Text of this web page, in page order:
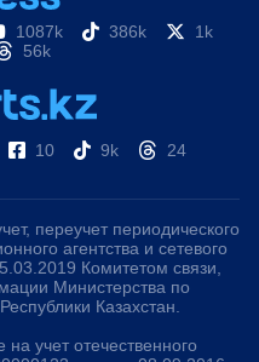
1087k 386k
1k
56k
10 9k 24
переучет периодического
агентства и сетевого
Комитетом связи,
Министерства по
Казахстан.
на учет отечественного